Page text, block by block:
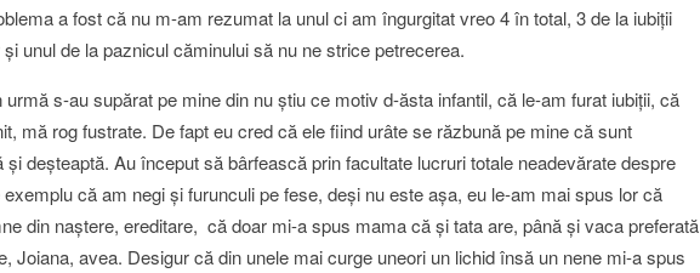
a fost că nu m-am rezumat la unul ci am îngurgitat vreo 4 în total, 3 de la iubiţii
unul de la paznicul căminului să nu ne strice petrecerea.
urmă s-au supărat pe mine din nu ştiu ce motiv d-ăsta infantil, că le-am furat iubiţii, că
mă rog fustrate. De fapt eu cred că ele fiind urâte se răzbună pe mine că sunt
şi deşteaptă. Au început să bârfească prin facultate lucruri totale neadevărate despre
exemplu că am negi şi furunculi pe fese, deşi nu este aşa, eu le-am mai spus lor că
din naştere, ereditare, că doar mi-a spus mama că şi tata are, până şi vaca preferată
Joiana, avea. Desigur că din unele mai curge uneori un lichid însă un nene mi-a spus